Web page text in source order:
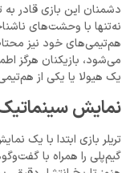
دشمنان این بازی قادر به
نه‌تنها با وحشت‌های
هم‌تیمی‌های خود نیز
می‌شود، بازیکنان هرگز
یک هیولا یا یکی از
نمایش
تریلر بازی ابتدا با یک
گیم‌پلی را همراه با